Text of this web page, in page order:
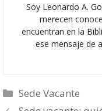
Soy Leonardo A.
merecen
encuentran en la
ese mensaje de
Categorías
Sede Vacante